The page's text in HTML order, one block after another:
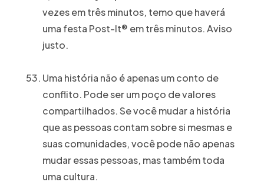
vezes em três minutos, temo que haverá
uma festa Post-It® em três minutos. Aviso
justo.
Uma história não é apenas um conto de
conflito. Pode ser um poço de valores
compartilhados. Se você mudar a história
que as pessoas contam sobre si mesmas e
suas comunidades, você pode não apenas
mudar essas pessoas, mas também toda
uma cultura.